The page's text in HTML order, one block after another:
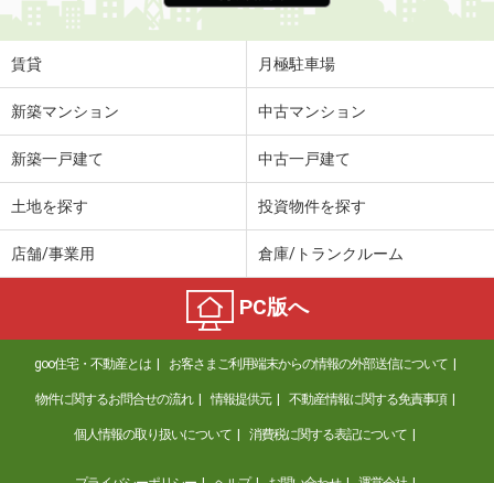
賃貸 月極駐車場
新築マンション 中古マンション
新築一戸建て 中古一戸建て
土地を探す 投資物件を探す
店舗/事業用 倉庫/トランクルーム
PC版へ
goo住宅・不動産とは お客さまご利用端末からの情報の外部送信について
物件に関するお問合せの流れ 情報提供元 不動産情報に関する免責事項
個人情報の取り扱いについて 消費税に関する表記について